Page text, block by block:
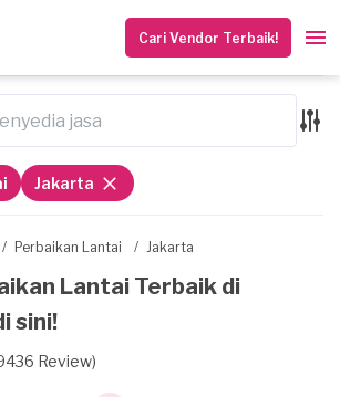
Cari Vendor Terbaik!
/ Perbaikan Lantai / Jakarta
Lantai Terbaik di
sini!
Review)
Jakarta